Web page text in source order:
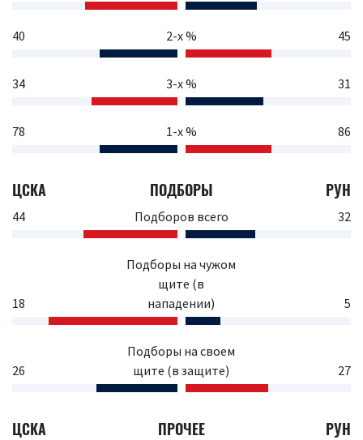
40 2-х % 45
34 3-х % 31
78 1-х % 86
ЦСКА ПОДБОРЫ РУН
44 Подборов всего 32
18
Подборы на чужом
щите (в
нападении)
5
26
Подборы на своем
щите (в защите)
27
ЦСКА ПРОЧЕЕ РУН